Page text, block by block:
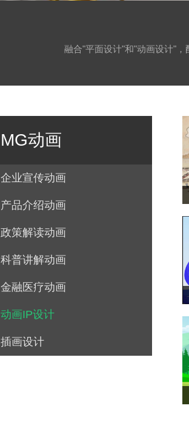
融合"平面设计"和"动画设计"
MG动画
企业宣传动画
产品介绍动画
政策解读动画
科普讲解动画
金融医疗动画
动画IP设计
插画设计